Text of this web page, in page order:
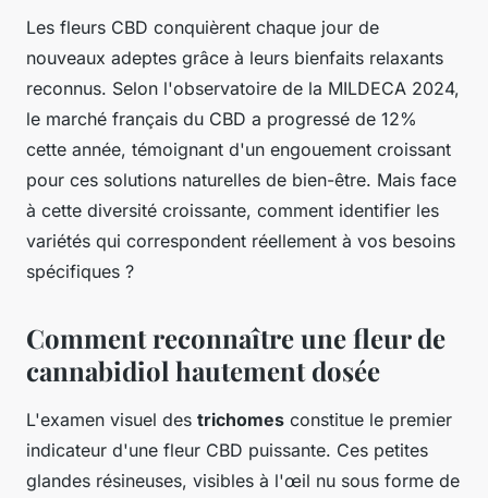
Les fleurs CBD conquièrent chaque jour de
nouveaux adeptes grâce à leurs bienfaits relaxants
reconnus. Selon l'observatoire de la MILDECA 2024,
le marché français du CBD a progressé de 12%
cette année, témoignant d'un engouement croissant
pour ces solutions naturelles de bien-être. Mais face
à cette diversité croissante, comment identifier les
variétés qui correspondent réellement à vos besoins
spécifiques ?
Comment reconnaître une fleur de
cannabidiol hautement dosée
L'examen visuel des trichomes constitue le premier
indicateur d'une fleur CBD puissante. Ces petites
glandes résineuses, visibles à l'œil nu sous forme de